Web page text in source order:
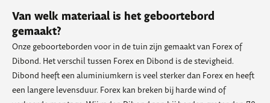
Van welk materiaal is het geboortebord
gemaakt?
Onze geboorteborden voor in de tuin zijn gemaakt van Forex of
Dibond. Het verschil tussen Forex en Dibond is de stevigheid.
Dibond heeft een aluminiumkern is veel sterker dan Forex en heeft
een langere levensduur. Forex kan breken bij harde wind of